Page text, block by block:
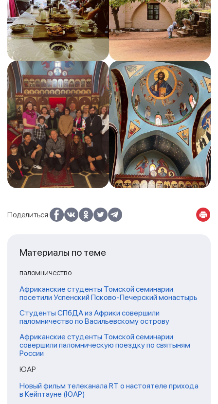
Поделиться:
Материалы по теме
паломничество
Африканские студенты Томской семинарии
посетили Успенский Псково-Печерский монастырь
Студенты СПбДА из Африки совершили
паломничество по Васильевскому острову
Африканские студенты Томской семинарии
совершили паломническую поездку по святыням
России
ЮАР
Новый фильм телеканала RT о настоятеле прихода
в Кейптауне (ЮАР)